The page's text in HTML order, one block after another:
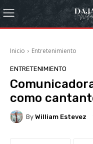
Inicio Entretenimiento
ENTRETENIMIENTO
como
By William Estevez